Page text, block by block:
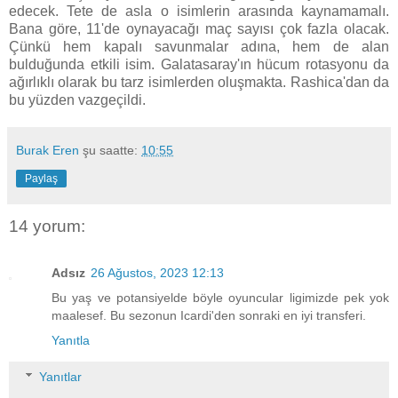
edecek. Tete de asla o isimlerin arasında kaynamamalı.
Bana göre, 11'de oynayacağı maç sayısı çok fazla olacak.
Çünkü hem kapalı savunmalar adına, hem de alan
bulduğunda etkili isim. Galatasaray'ın hücum rotasyonu da
ağırlıklı olarak bu tarz isimlerden oluşmakta. Rashica'dan da
bu yüzden vazgeçildi.
Burak Eren şu saatte: 10:55
Paylaş
14 yorum:
Adsız 26 Ağustos, 2023 12:13
Bu yaş ve potansiyelde böyle oyuncular ligimizde pek yok
maalesef. Bu sezonun Icardi'den sonraki en iyi transferi.
Yanıtla
Yanıtlar